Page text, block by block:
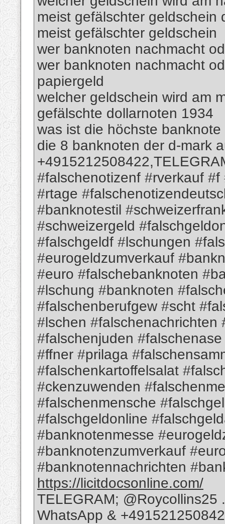
meist gefälschter geldschein
meist gefälschter geldschein
wer banknoten nachmacht
wer banknoten nachmacht
papiergeld
welcher geldschein wird am
gefälschte dollarnoten 1934
was ist die höchste
die 8 banknoten der d-mark
#falschenotizenf #rverkauf
#rtage
#banknotestil
#schweizergeld
#falschgeldf #lschungen
#eurogeldzumverkauf
#euro #falschebanknoten
#lschung #banknoten
#falschenberufgew #scht
#lschen #falschenachrichten
#falschenjuden
#ffner #prilaga
#falschenkartoffelsalat
#ckenzuwenden
#falschenmensche
#falschgeldonline
#banknotenmesse
#banknotenzumverkauf
#banknotennachrichten
https://licitdocsonline.com/
TELEGRAM; @Roycollins25 .
WhatsApp &